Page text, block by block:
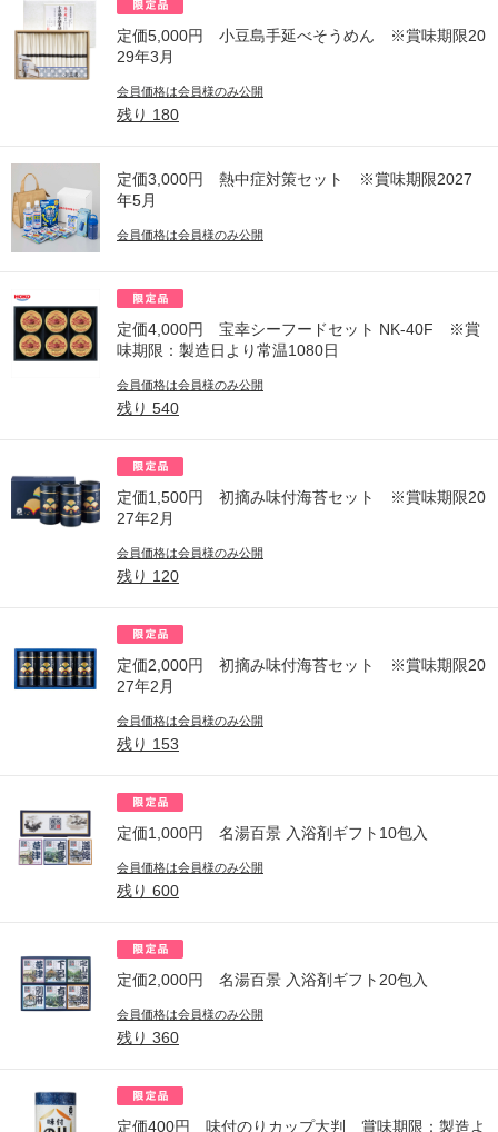
定価5,000円 小豆島手延べそうめん ※賞味期限20
29年3月
会員価格は会員様のみ公開
残り 180
定価3,000円 熱中症対策セット ※賞味期限2027
年5月
会員価格は会員様のみ公開
定価4,000円 宝幸シーフードセット NK-40F ※賞
味期限：製造日より常温1080日
会員価格は会員様のみ公開
残り 540
定価1,500円 初摘み味付海苔セット ※賞味期限20
27年2月
会員価格は会員様のみ公開
残り 120
定価2,000円 初摘み味付海苔セット ※賞味期限20
27年2月
会員価格は会員様のみ公開
残り 153
定価1,000円 名湯百景 入浴剤ギフト10包入
会員価格は会員様のみ公開
残り 600
定価2,000円 名湯百景 入浴剤ギフト20包入
会員価格は会員様のみ公開
残り 360
定価400円 味付のりカップ大判 賞味期限：製造よ